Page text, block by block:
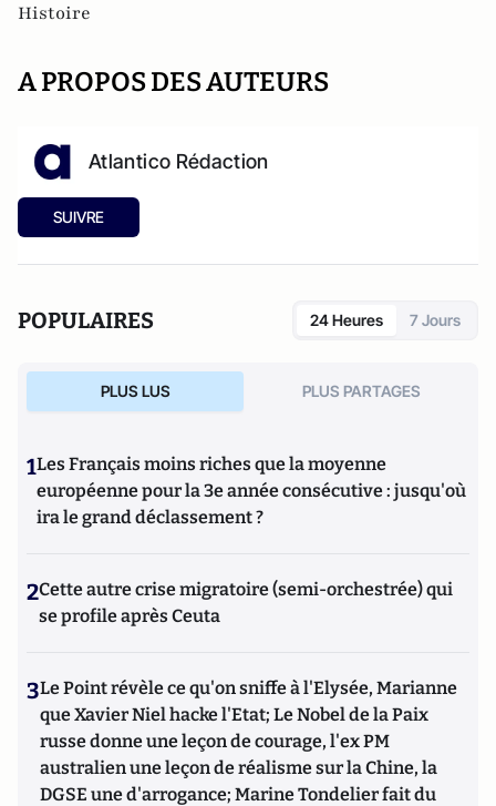
Histoire
A PROPOS DES AUTEURS
Atlantico Rédaction
SUIVRE
POPULAIRES 24 Heures 7 Jours
PLUS LUS PLUS PARTAGES
1Les Français moins riches que la moyenne
européenne pour la 3e année consécutive : jusqu'où
ira le grand déclassement ?
2Cette autre crise migratoire (semi-orchestrée) qui
se profile après Ceuta
3Le Point révèle ce qu'on sniffe à l'Elysée, Marianne
que Xavier Niel hacke l'Etat; Le Nobel de la Paix
russe donne une leçon de courage, l'ex PM
australien une leçon de réalisme sur la Chine, la
DGSE une d'arrogance; Marine Tondelier fait du